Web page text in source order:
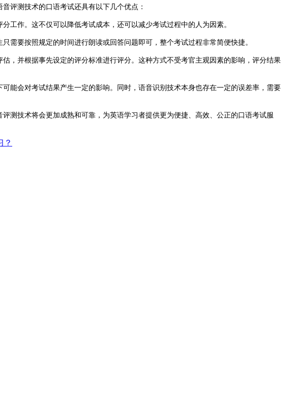
评测技术的口语考试还具有以下几个优点：
工作。这不仅可以降低考试成本，还可以减少考试过程中的人为因素。
需要按照规定的时间进行朗读或回答问题即可，整个考试过程非常简便快捷。
，并根据事先设定的评分标准进行评分。这种方式不受考官主观因素的影响，评分结果
能会对考试结果产生一定的影响。同时，语音识别技术本身也存在一定的误差率，需要
测技术将会更加成熟和可靠，为英语学习者提供更为便捷、高效、公正的口语考试服
？